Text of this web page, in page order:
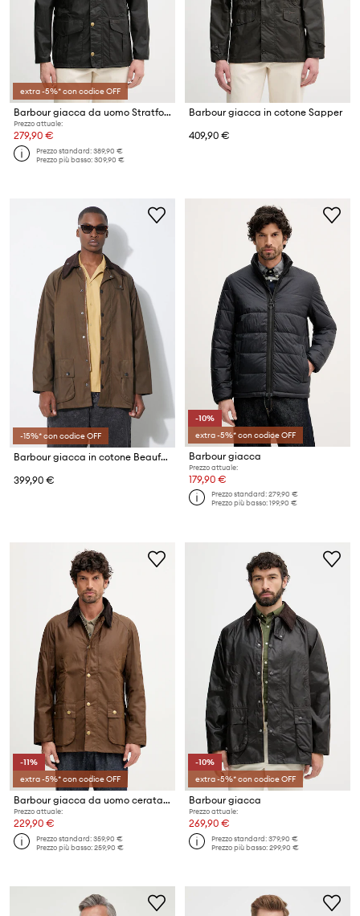
extra -5%* con codice OFF
Barbour giacca da uomo Stratford
Prezzo attuale:
279,90 €
Prezzo standard:389,90 €
Prezzo più basso:309,90 €
Barbour giacca in cotone Sapper
409,90 €
-15%* con codice OFF
Barbour giacca in cotone Beaufort Wax Jacket
399,90 €
-10%
extra -5%* con codice OFF
Barbour giacca
Prezzo attuale:
179,90 €
Prezzo standard:279,90 €
Prezzo più basso:199,90 €
-11%
extra -5%* con codice OFF
Barbour giacca da uomo cerata Ashby Wax Jacket
Prezzo attuale:
229,90 €
Prezzo standard:359,90 €
Prezzo più basso:259,90 €
-10%
extra -5%* con codice OFF
Barbour giacca
Prezzo attuale:
269,90 €
Prezzo standard:379,90 €
Prezzo più basso:299,90 €